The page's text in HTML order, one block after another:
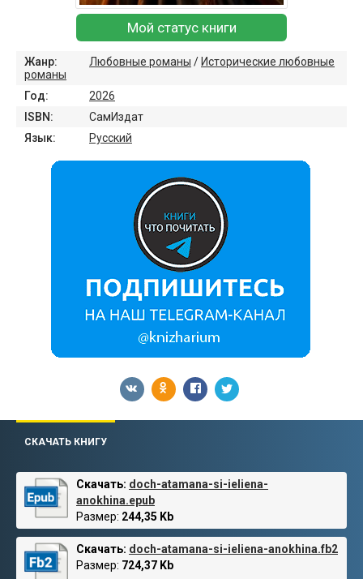
Мой статус книги
Жанр: Любовные романы / Исторические любовные
романы
Год:
2026
ISBN:
СамИздат
Язык:
Русский
СКАЧАТЬ КНИГУ
Скачать: doch-atamana-si-ieliena-
anokhina.epub
Размер: 244,35 Kb
Скачать: doch-atamana-si-ieliena-anokhina.fb2
Размер: 724,37 Kb